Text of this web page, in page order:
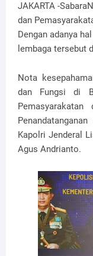
JAKARTA -
dan
Dengan adanya
lembaga tersebut
Nota
dan Fungsi di
Kapolri Jenderal
Agus Andrianto.